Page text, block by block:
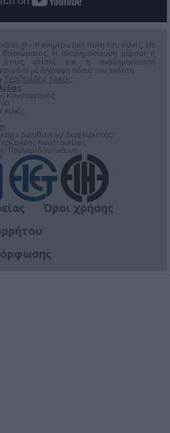
- Η ενημερωτική πύλη του Κιλκίς. Με
Η αναδημοσίευση μέρους ή
επίσης και η αναδημοσίευση
μόνο μέ έγγραφη άδεια του εκδότη.
Τερζενίδης Νικος
Κωνσταντίνος
Διευθυντής/ Διαχειριστής/
Κωνσταντίνος
Παγλαρίδου Ιωάννα
Όροι χρήσης